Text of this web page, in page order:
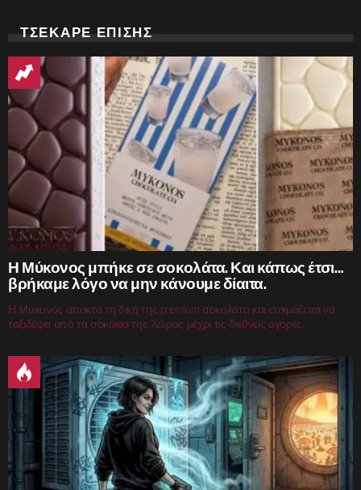
ΤΣΕΚΑΡΕ ΕΠΙΣΗΣ
Η Μύκονος μπήκε σε σοκολάτα. Και κάπως έτσι…
βρήκαμε λόγο να μην κάνουμε δίαιτα.
Η Μύκονος αποκτά τη δική της premium σοκολάτα και ετοιμάζεται να
ταξιδέψει από τα σοκάκια της Χώρας μέχρι τις διεθνείς αγορές.